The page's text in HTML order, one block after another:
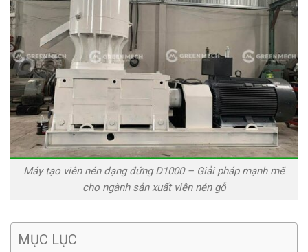
Máy tạo viên nén dạng đứng D1000 – Giải pháp mạnh mẽ
cho ngành sản xuất viên nén gỗ
MỤC LỤC